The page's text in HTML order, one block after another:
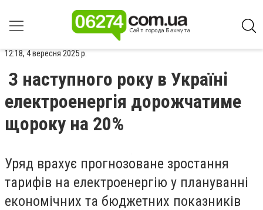
12:18, 4 вересня 2025 р.
З наступного року в Україні
електроенергія дорожчатиме
щороку на 20%
Уряд врахує прогнозоване зростання
тарифів на електроенергію у плануванні
економічних та бюджетних показників